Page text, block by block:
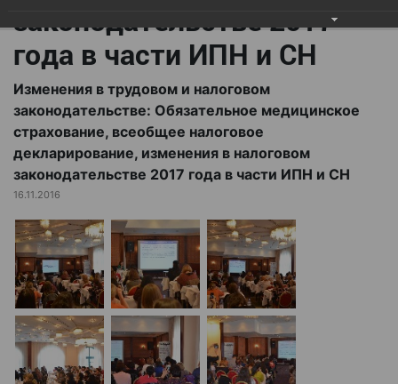
законодательстве 2017
года в части ИПН и СН
Изменения в трудовом и налоговом
законодательстве: Обязательное медицинское
страхование, всеобщее налоговое
декларирование, изменения в налоговом
законодательстве 2017 года в части ИПН и СН
16.11.2016